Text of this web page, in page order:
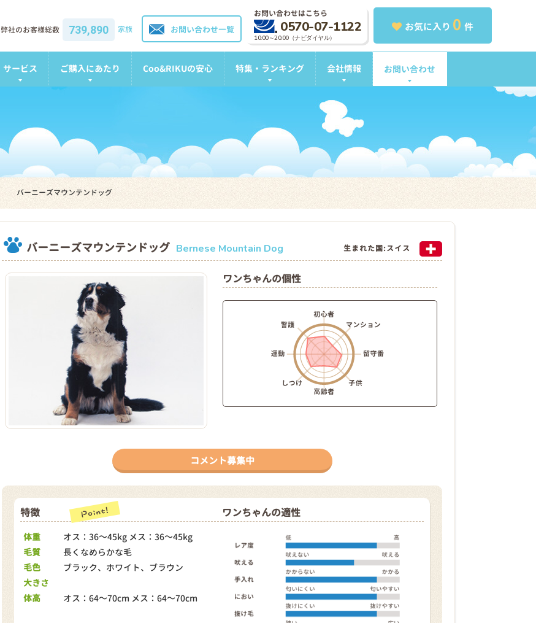
お気に入り 0 件
お問い合わせはこちら
0570-07-1122
10:00～20:00（ナビダイヤル）
お問い合わせ一覧
弊社のお客様総数 739,890 家族
サービス ご購入にあたり Coo&RIKUの安心 特集・ランキング 会社情報 お問い合わせ
バーニーズマウンテンドッグ
バーニーズマウンテンドッグ Bernese Mountain Dog 生まれた国:スイス
ワンちゃんの個性
コメント募集中
特徴
体重
オス：36～45kg メス：36～45kg
毛質
長くなめらかな毛
毛色
ブラック、ホワイト、ブラウン
大きさ
体高
オス：64～70cm メス：64～70cm
ワンちゃんの適性